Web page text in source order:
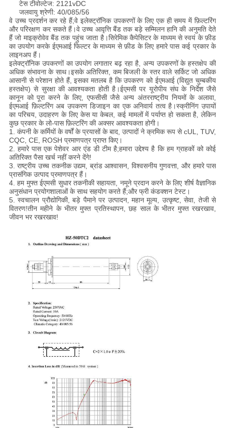
टेस टीवोल्टेज: 2121vDC
जलवायु श्रेणी: 40/085/56
वे उच्च प्रदर्शन कर रहे हैं;वे इलेक्ट्रॉनिक उपकरणों के लिए एक ही समय में फ़िल्टरिंग
और परिरक्षण कर सकते हैं।वे उच्च आवृत्ति बैंड तक बड़े सम्मिलन हानि की अनुमति देते
हैं जो माइक्रोवेव बैंड तक पहुंच जाता है।सिरेमिक कैपेसिटर के माध्यम से स्वयं के फ़ीड
का उपयोग करके ईएमआई फिल्टर के माध्यम से फ़ीड के लिए हमारे पास कई प्रकार के
लाइनअप हैं।
इलेक्ट्रॉनिक उपकरणों का उपयोग लगातार बढ़ रहा है, अन्य उपकरणों के हस्तक्षेप की
अधिक संभावना के साथ।इसके अतिरिक्त, कम बिजली के स्तर वाले सर्किट जो अधिक
आसानी से परेशान होते हैं, इसका मतलब है कि उपकरण को ईएमआई (विद्युत चुम्बकीय
हस्तक्षेप) से सुरक्षा की आवश्यकता होती है।ईएमसी पर यूरोपीय संघ के निर्देश जैसे
कानून को पूरा करने के लिए, एफसीसी जैसे अन्य अंतरराष्ट्रीय नियमों के अलावा,
ईएमआई फ़िल्टरिंग अब उपकरण डिजाइन का एक अनिवार्य तत्व है।स्क्रीनिंग उपायों
का परिचय, उदाहरण के लिए केस या केबल, कई मामलों में पर्याप्त हो सकता है, लेकिन
कुछ प्रकार के लो-पास फ़िल्टरिंग की अक्सर आवश्यकता होगी।
1. कंपनी के कर्मियों के वर्षों के प्रयासों के बाद, उत्पादों ने क्रमिक रूप से cUL, TUV,
CQC, CE, ROSH प्रमाणपत्र प्राप्त किए।
2. हमारे पास एक पेशेवर आर एंड डी टीम है;हमारा उद्देश्य है कि हम ग्राहकों को कोई
अतिरिक्त पैसा खर्च नहीं करने देंगे!
3. राष्ट्रीय उच्च तकनीक उद्यम, ब्रांड आश्वासन, विश्वसनीय गुणवत्ता, और हमारे पास
प्रासंगिक उत्पाद प्रमाणपत्र हैं।
4. हम मुफ्त ईएमसी सुधार तकनीकी सहायता, नमूने प्रदान करने के लिए शीर्ष वैज्ञानिक
अनुसंधान प्रयोगशालाओं के साथ सहयोग करते हैं;और फ्री कंडक्शन टेस्ट।
5. स्वचालन प्रौद्योगिकी, बड़े पैमाने पर उत्पादन, महान मूल्य, उत्कृष्ट, सेवा, तेजी से
वितरण!तीन महीने के भीतर मुफ्त प्रतिस्थापन, छह साल के भीतर मुफ्त रखरखाव,
जीवन भर रखरखाव!